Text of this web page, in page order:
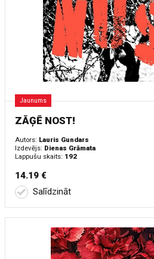
Jaunums
ZĀĢĒ NOST!
Autors: Lauris Gundars
Izdevējs: Dienas Grāmata
Lappušu skaits: 192
14.19 €
Salīdzināt